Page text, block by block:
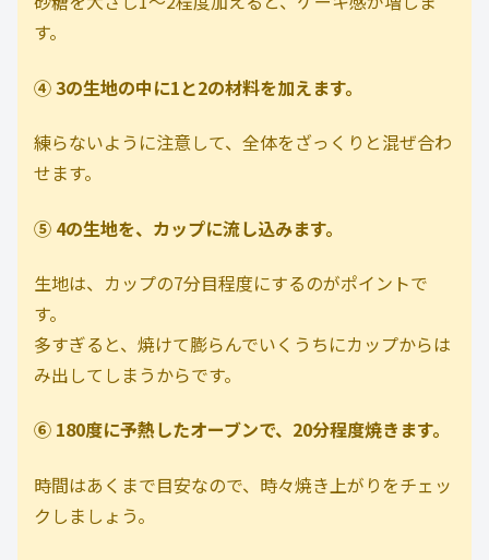
す。
④ 3の生地の中に1と2の材料を加えます。
練らないように注意して、全体をざっくりと混ぜ合わ
せます。
⑤ 4の生地を、カップに流し込みます。
生地は、カップの7分目程度にするのがポイントで
す。
多すぎると、焼けて膨らんでいくうちにカップからは
み出してしまうからです。
⑥ 180度に予熱したオーブンで、20分程度焼きます。
時間はあくまで目安なので、時々焼き上がりをチェッ
クしましょう。